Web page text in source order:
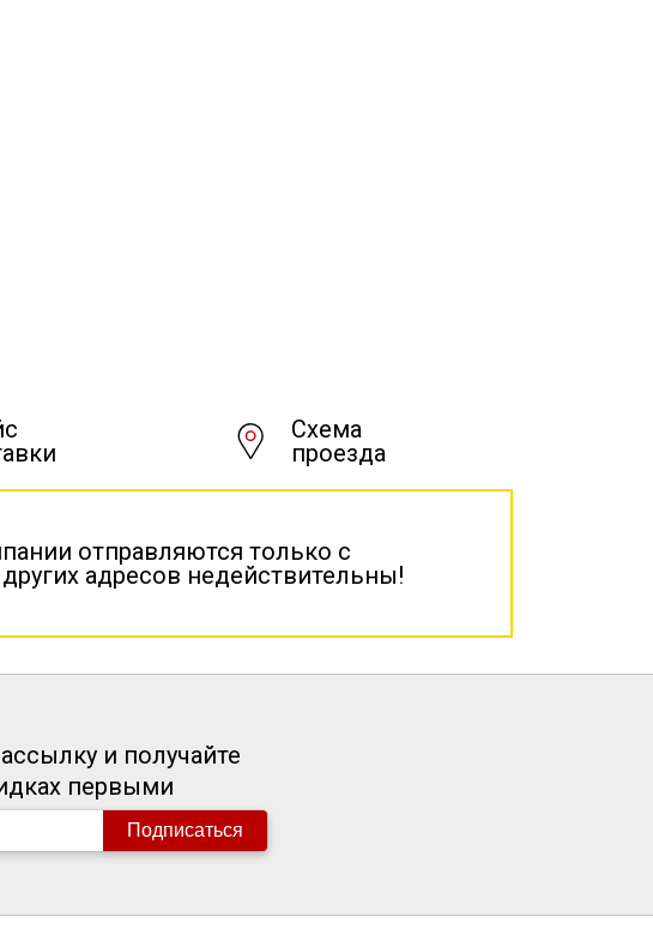
Схема
проезда
отправляются только с
адресов недействительны!
и получайте
первыми
Подписаться